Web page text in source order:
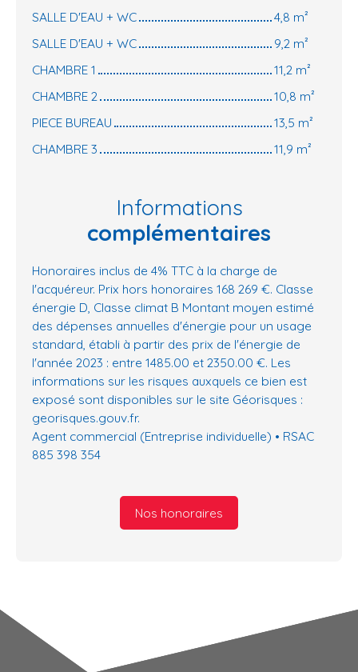
SALLE D'EAU + WC
4,8 m²
SALLE D'EAU + WC
9,2 m²
CHAMBRE 1
11,2 m²
CHAMBRE 2
10,8 m²
PIECE BUREAU
13,5 m²
CHAMBRE 3
11,9 m²
Informations
complémentaires
Honoraires inclus de 4% TTC à la charge de
l'acquéreur. Prix hors honoraires 168 269 €. Classe
énergie D, Classe climat B Montant moyen estimé
des dépenses annuelles d'énergie pour un usage
standard, établi à partir des prix de l'énergie de
l'année 2023 : entre 1485.00 et 2350.00 €. Les
informations sur les risques auxquels ce bien est
exposé sont disponibles sur le site Géorisques :
georisques.gouv.fr.
Agent commercial (Entreprise individuelle) • RSAC
885 398 354
Nos honoraires